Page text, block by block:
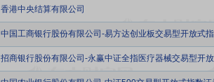
香港中央结算有限公司
中国工商银行股份有限公司-易方达创业板交易型开放式
招商银行股份有限公司-永赢中证全指医疗器械交易型开